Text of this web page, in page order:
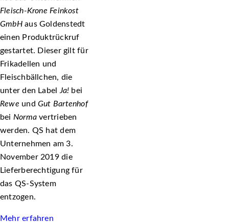
Fleisch-Krone Feinkost
GmbHaus Goldenstedt
einen Produktrückruf
gestartet. Dieser gilt für
Frikadellen und
Fleischbällchen, die
unter den Label Ja! bei
Rewe und Gut Bartenhof
bei Norma vertrieben
werden. QS hat dem
Unternehmen am 3.
November 2019 die
Lieferberechtigung für
das QS-System
entzogen.
Mehr erfahren